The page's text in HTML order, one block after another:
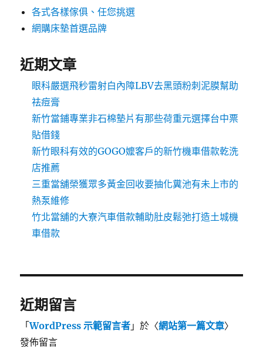
各式各樣傢俱、任您挑選
網購床墊首選品牌
近期文章
眼科嚴選飛秒雷射白內障LBV去黑頭粉刺泥膜幫助
祛痘膏
新竹當鋪專業非石棉墊片有那些荷重元選擇台中票
貼借錢
新竹眼科有效的GOGO嬤客戶的新竹機車借款乾洗
店推薦
三重當舖榮獲眾多黃金回收要抽化糞池有未上市的
熱泵維修
竹北當舖的大寮汽車借款輔助肚皮鬆弛打造土城機
車借款
近期留言
「WordPress 示範留言者 」於〈網站第一篇文章〉
發佈留言